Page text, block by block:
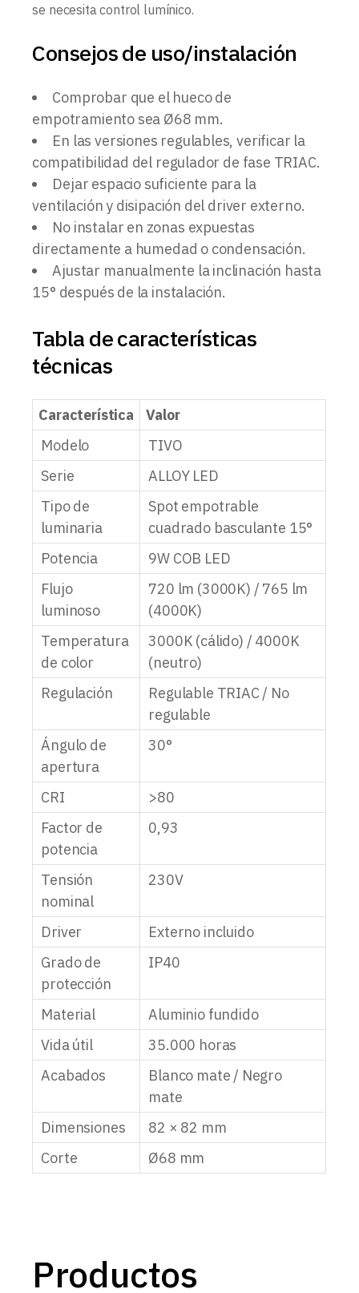
se necesita control lumínico.
Consejos de uso/instalación
Comprobar que el hueco de
empotramiento sea Ø68 mm.
En las versiones regulables, verificar la
compatibilidad del regulador de fase TRIAC.
Dejar espacio suficiente para la
ventilación y disipación del driver externo.
No instalar en zonas expuestas
directamente a humedad o condensación.
Ajustar manualmente la inclinación hasta
15° después de la instalación.
Tabla de características
técnicas
Característica
Valor
Modelo
TIVO
Serie
ALLOY LED
Tipo de
luminaria
Spot empotrable
cuadrado basculante 15°
Potencia
9W COB LED
Flujo
luminoso
720 lm (3000K) / 765 lm
(4000K)
Temperatura
de color
3000K (cálido) / 4000K
(neutro)
Regulación
Regulable TRIAC / No
regulable
Ángulo de
apertura
30°
CRI
>80
Factor de
potencia
0,93
Tensión
nominal
230V
Driver
Externo incluido
Grado de
protección
IP40
Material
Aluminio fundido
Vida útil
35.000 horas
Acabados
Blanco mate / Negro
mate
Dimensiones
82 × 82 mm
Corte
Ø68 mm
Productos